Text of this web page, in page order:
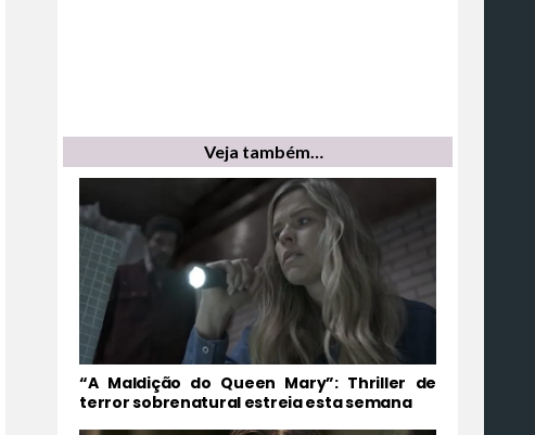
Veja também…
“A Maldição do Queen Mary”: Thriller de
terror sobrenatural estreia esta semana